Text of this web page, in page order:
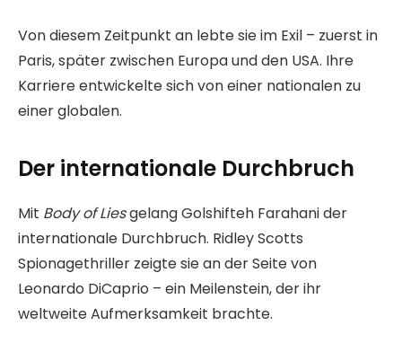
Von diesem Zeitpunkt an lebte sie im Exil – zuerst in
Paris, später zwischen Europa und den USA. Ihre
Karriere entwickelte sich von einer nationalen zu
einer globalen.
Der internationale Durchbruch
Mit Body of Liesgelang Golshifteh Farahani der
internationale Durchbruch. Ridley Scotts
Spionagethriller zeigte sie an der Seite von
Leonardo DiCaprio – ein Meilenstein, der ihr
weltweite Aufmerksamkeit brachte.